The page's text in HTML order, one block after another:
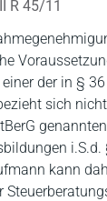
R 45/11
der in §
sich
i.S.d.
kann